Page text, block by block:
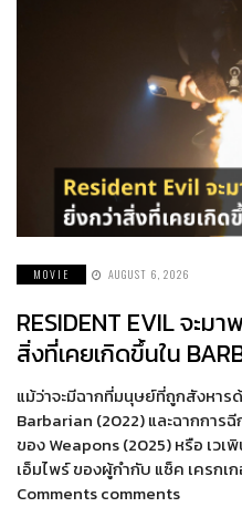
MOVIE AUGUST 6, 2026
RESIDENT EVIL จะม
สิ่งที่เคยเกิดขึ้นใน
แม้ว่าจะมีฉากที่มนุษย์ที่ถูกสังหาร
Barbarian (2022) และฉากการ
ของ Weapons (2025) หรือ เว
เอ็มไพร์ ของผู้กำกับ แซ็ค เครกเ
Comments comments